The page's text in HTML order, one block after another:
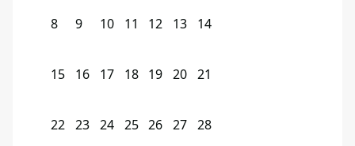
8 9 10 11 12 13 14
15 16 17 18 19 20 21
22 23 24 25 26 27 28